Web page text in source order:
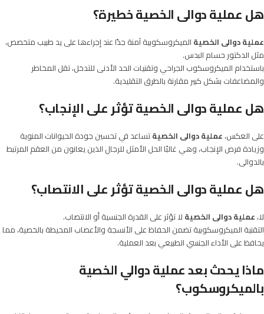
هل عملية دوالى الخصية خطيرة؟
عملية دوالى الخصية الميكروسكوبية آمنة جدًا عند إجراءها على يد طبيب متخصص،
مثل الدكتور حسام البدس.
باستخدام الميكروسكوب الجراحي وتقنيات الحد الأدنى للتدخل، تقل المخاطر
والمضاعفات بشكل كبير مقارنة بالطرق التقليدية.
هل عملية دوالى الخصية تؤثر على الإنجاب؟
على العكس،عملية دوالى الخصيةتساعد في تحسين جودة الحيوانات المنوية
وزيادة فرص الإنجاب، وهي غالبًا الحل الأمثل للرجال الذين يعانون من العقم المرتبط
بالدوالى.
هل عملية دوالى الخصية تؤثر على الانتصاب؟
لا،عملية دوالى الخصية لا تؤثر على القدرة الجنسية أو الانتصاب.
التقنية الميكروسكوبية تضمن الحفاظ على الأنسجة والأعصاب المحيطة بالخصية، مما
يحافظ على الأداء الجنسي الطبيعي بعد العملية.
ماذا يحدث بعد عملية دوالي الخصية
بالميكروسكوب؟